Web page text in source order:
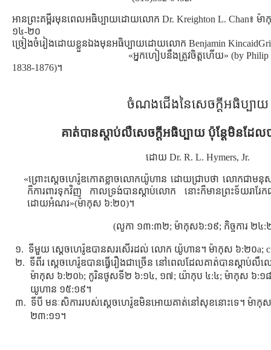
អានព្រះគម្ពីរមុនពេលអធិប្បាយដោយលោក Dr. Kreighton L. Chan៖ ម៉
១៤-២០
ច្រៀងចំរៀងដោយខ្លួនឯងមុនអធិប្បាយដោយលោក Benjamin
«អ្នកហៀបនឹងត្រូវចិត្ដហើយ» (by Philip
1838-1876)។
ចំណងជើងនៃសេចក្ដីអធិប្បាយ
គាត់បានស្ដាប់លឺសេចក្ដីអធិប្បាយ ប៉ុន្ដែមិនដែល
ដោយ Dr. R. L. Hymers, Jr.
«ព្រោះស្តេចហេរ៉ូឌកោតខ្លាចលោកយ៉ូហាន ដោយជ្រាបថា លោកជាម
ក៏ការពារទុកវិញ កាលទ្រង់បានស្តាប់លោក នោះក៏មានព្រះទ័យរារែកជ
ដោយអំណរ»(ម៉ាកុស ៦:២០)។
(លូកា ១៣:៣២; ម៉ាកុស៦:១៩; កិច្ចការ ២៤:
១. ទីមួយ ស្ដេចហេរ៉ូឌបានសរសើរដល់ លោក យ៉ូហាន។ ម៉ាកុស ៦:២០a;
២. ទីពីរ សេ្ដចហេរ៉ូឌបានធ្វើរឿងជាច្រើន នៅពេលដែលគាត់បានស្ដាប់
ម៉ាកុស ៦:២០b; កូរិនថូសទី២ ៦:១៤, ១៧; យ៉ាកុប ៤:៤; ម៉ាកុស ៦:១
យូហាន ១៥:១៩។
៣. ទីបី មនៈសិការរបស់ស្ដេចហេរ៉ូឌមិនអោយគាត់នៅសុខនោះទេ។ ម៉ា
២៣:១១។